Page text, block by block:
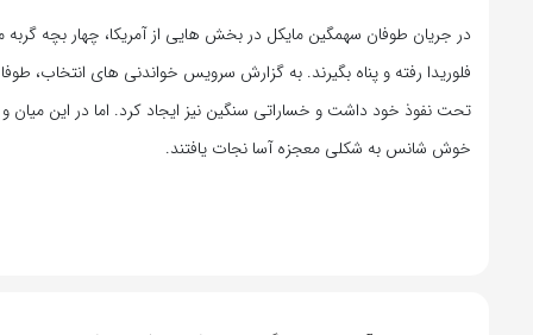
در جریان طوفان سهمگین مایکل در بخش هایی از آمریکا، چهار بچه
فلوریدا رفته و پناه بگیرند. به گزارش سرویس خواندنی های انتخاب،
خوش شانس به شکلی معجزه آسا نجات یافتند.